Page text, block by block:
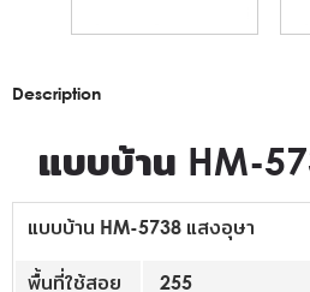
Description
แบบบ้าน HM-
แบบบ้าน HM-5738 แสงอุษา
พื้นที่ใช้สอย 255